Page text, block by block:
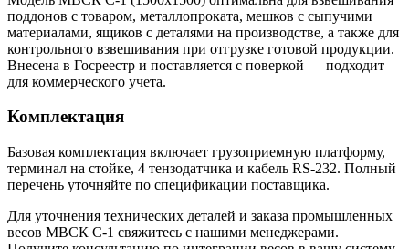
поддонов с товаром, металлопроката, мешков с сыпучими
материалами, ящиков с деталями на производстве, а также для
контрольного взвешивания при отгрузке готовой продукции.
Внесена в Госреестр и поставляется с поверкой — подходит
для коммерческого учета.
Комплектация
Базовая комплектация включает грузоприемную платформу,
терминал на стойке, 4 тензодатчика и кабель RS-232. Полный
перечень уточняйте по спецификации поставщика.
Для уточнения технических деталей и заказа промышленных
весов МВСК С-1 свяжитесь с нашими менеджерами.